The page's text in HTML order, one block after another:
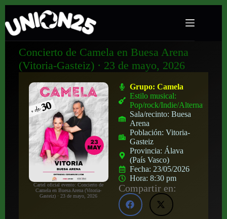
Concierto de Camela en Buesa Arena
(Vitoria-Gasteiz) · 23 de mayo, 2026
Cartel oficial evento: Concierto de
Camela en Buesa Arena (Vitoria-
Gasteiz) · 23 de mayo, 2026
Grupo:Camela
Estilo musical:
Pop/rock/Indie/Alternativo
Sala/recinto:Buesa
Arena
Población:Vitoria-
Gasteiz
Provincia: Álava
(País Vasco)
Fecha: 23/05/2026
Hora:8:30 pm
Compartir en: